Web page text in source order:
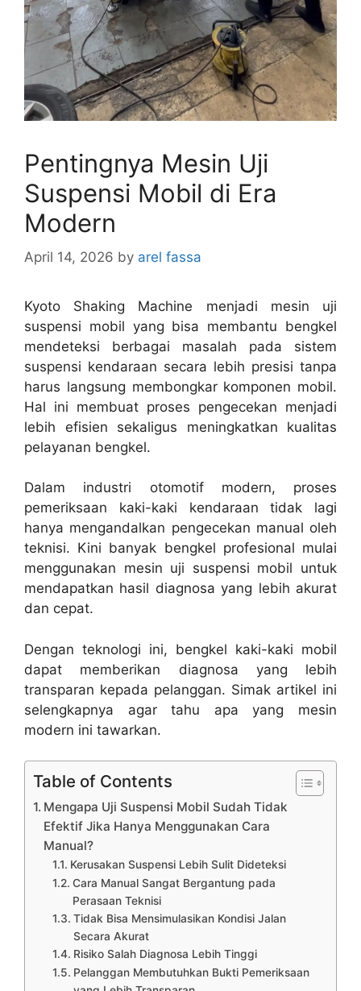
Pentingnya Mesin Uji
Suspensi Mobil di Era
Modern
April 14, 2026 by arel fassa
Kyoto Shaking Machine menjadi mesin uji
suspensi mobil yang bisa membantu bengkel
mendeteksi berbagai masalah pada sistem
suspensi kendaraan secara lebih presisi tanpa
harus langsung membongkar komponen mobil.
Hal ini membuat proses pengecekan menjadi
lebih efisien sekaligus meningkatkan kualitas
pelayanan bengkel.
Dalam industri otomotif modern, proses
pemeriksaan kaki-kaki kendaraan tidak lagi
hanya mengandalkan pengecekan manual oleh
teknisi. Kini banyak bengkel profesional mulai
menggunakan mesin uji suspensi mobil untuk
mendapatkan hasil diagnosa yang lebih akurat
dan cepat.
Dengan teknologi ini, bengkel kaki-kaki mobil
dapat memberikan diagnosa yang lebih
transparan kepada pelanggan. Simak artikel ini
selengkapnya agar tahu apa yang mesin
modern ini tawarkan.
Table of Contents
Mengapa Uji Suspensi Mobil Sudah Tidak
Efektif Jika Hanya Menggunakan Cara
Manual?
Kerusakan Suspensi Lebih Sulit Dideteksi
Cara Manual Sangat Bergantung pada
Perasaan Teknisi
Tidak Bisa Mensimulasikan Kondisi Jalan
Secara Akurat
Risiko Salah Diagnosa Lebih Tinggi
Pelanggan Membutuhkan Bukti Pemeriksaan